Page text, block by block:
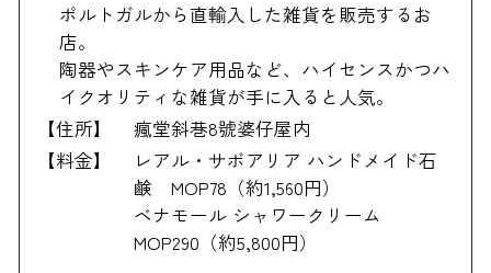
ポルトガルから直輸入した雑貨を販売するお
店。
陶器やスキンケア用品など、ハイセンスかつハ
イクオリティな雑貨が手に入ると人気。
【住所】
瘋堂斜巷8號婆仔屋内
【料金】
レアル・サボアリア ハンドメイド石
鹸 MOP78（約1,560円）
ベナモール シャワークリーム
MOP290（約5,800円）